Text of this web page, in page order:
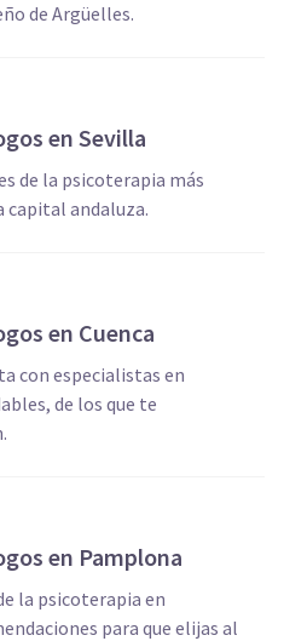
de Argüelles.
en Sevilla
de la psicoterapia más
capital andaluza.
en Cuenca
con especialistas en
de los que te
en Pamplona
la psicoterapia en
para que elijas al